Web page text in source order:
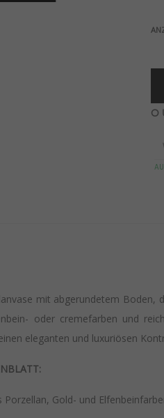
O
mit abgerundetem Boden,
oder cremefarben und
eleganten und luxuriösen
Porzellan, Gold- und